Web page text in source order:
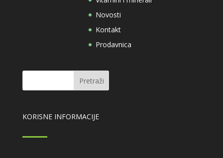
Novosti
Kontakt
Prodavnica
KORISNE INFORMACIJE